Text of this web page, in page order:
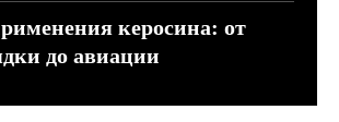
керосина: от
до авиации